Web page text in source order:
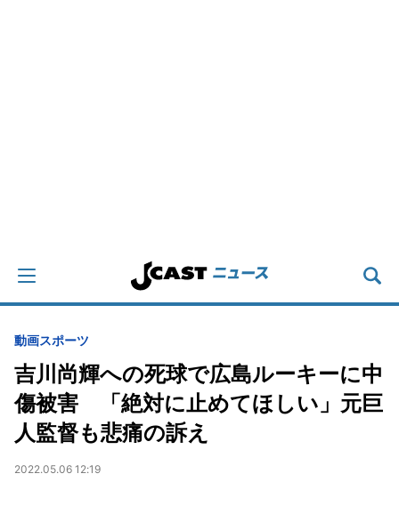
動画スポーツ
吉川尚輝への死球で広島ルーキーに中
傷被害 「絶対に止めてほしい」元巨
人監督も悲痛の訴え
2022.05.06 12:19